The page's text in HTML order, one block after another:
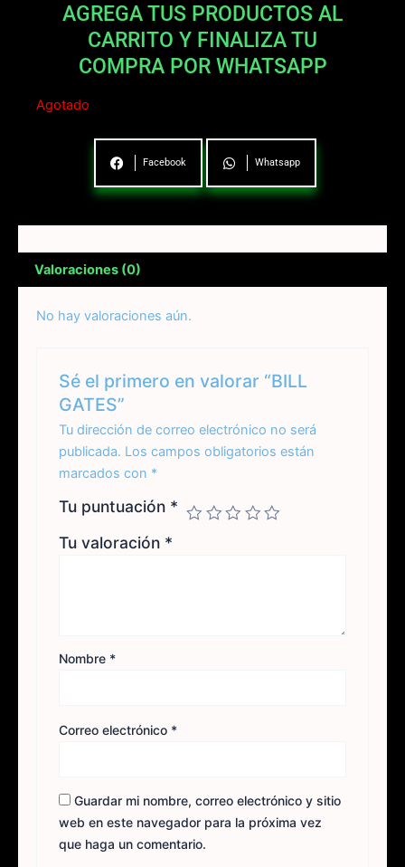
AGREGA TUS PRODUCTOS AL
CARRITO Y FINALIZA TU
COMPRA POR WHATSAPP
Agotado
Facebook Whatsapp
Valoraciones (0)
No hay valoraciones aún.
Sé el primero en valorar “BILL
GATES”
Tu dirección de correo electrónico no será
publicada. Los campos obligatorios están
marcados con *
Tu puntuación *
Tu valoración *
Nombre *
Correo electrónico *
Guardar mi nombre, correo electrónico y sitio
web en este navegador para la próxima vez
que haga un comentario.